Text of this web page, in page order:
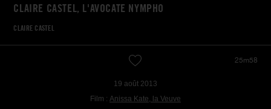
CLAIRE CASTEL, L'AVOCATE NYMPHO
CLAIRE CASTEL
25m58
19 août 2013
Film : Anissa Kate, la Veuve